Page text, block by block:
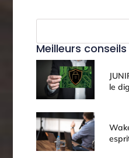
Meilleurs conseils
le